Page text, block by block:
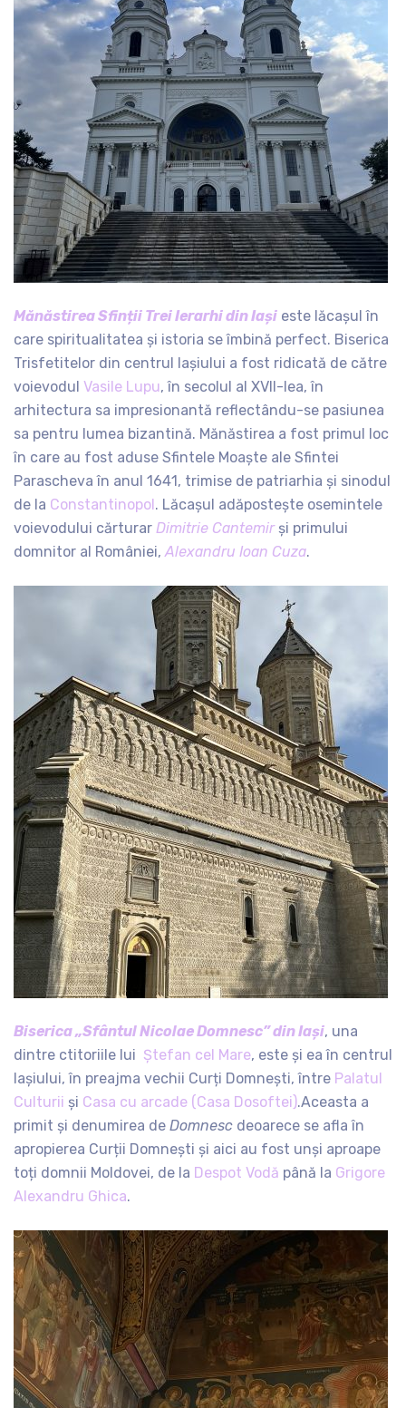
Mănăstirea Sfinții Trei Ierarhi din Iași este lăcașul în
care spiritualitatea și istoria se îmbină perfect. Biserica
Trisfetitelor din centrul Iașiului a fost ridicată de către
voievodul Vasile Lupu, în secolul al XVII-lea, în
arhitectura sa impresionantă reflectându-se pasiunea
sa pentru lumea bizantină. Mănăstirea a fost primul loc
în care au fost aduse Sfintele Moaște ale Sfintei
Parascheva în anul 1641, trimise de patriarhia și sinodul
de la Constantinopol. Lăcașul adăpostește osemintele
voievodului cărturar Dimitrie Cantemirși primului
domnitor al României, Alexandru Ioan Cuza.
Biserica „Sfântul Nicolae Domnesc” din Iași, una
dintre ctitoriile lui Ștefan cel Mare, este și ea în centrul
Iașiului, în preajma vechii Curți Domnești, între Palatul
Culturii și Casa cu arcade (Casa Dosoftei).Aceasta a
primit și denumirea de Domnesc deoarece se afla în
apropierea Curții Domnești și aici au fost unși aproape
toți domnii Moldovei, de la Despot Vodă până la Grigore
Alexandru Ghica.